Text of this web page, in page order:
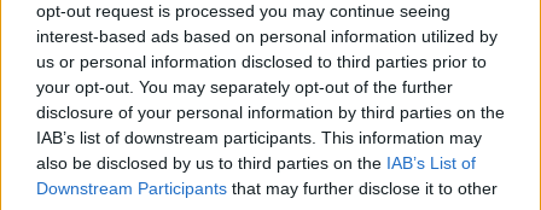
opt-out request is processed you may continue seeing
interest-based ads based on personal information utilized by
us or personal information disclosed to third parties prior to
your opt-out. You may separately opt-out of the further
disclosure of your personal information by third parties on the
IAB’s list of downstream participants. This information may
also be disclosed by us to third parties on the IAB’s List of
Downstream Participants that may further disclose it to other
2/ Naturlig intervall (ganska jämn fart på en
småkuperad bana, du skall vara ansträngd men
inte köra max) 0.30 tim, uppv + nedvarvning
0.30 tim
3/ Långpass Långt och lugnt 1.30 tim upp till 3
tim